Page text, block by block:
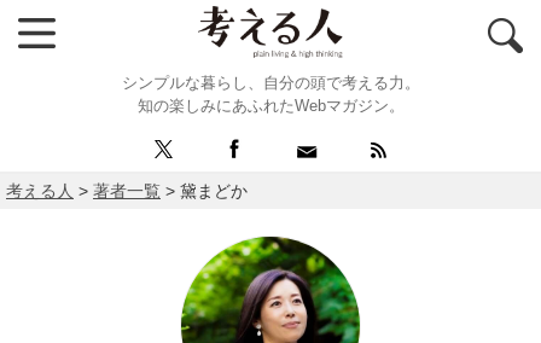
シンプルな暮らし、自分の頭で考える力。
知の楽しみにあふれたWebマガジン。
考える人 > 著者一覧 > 黛まどか